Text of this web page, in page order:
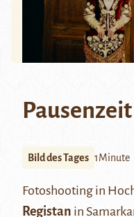
Pausenzeit
Bild des Tages 1Minute
Fotoshooting in
Registan in